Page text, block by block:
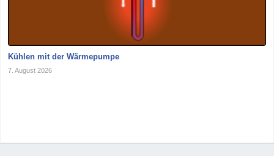
Kühlen mit der Wärmepumpe
7. August 2026